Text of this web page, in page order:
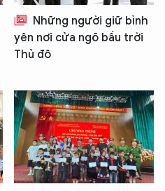
Những người giữ bình
yên nơi cửa ngõ bầu trời
Thủ đô